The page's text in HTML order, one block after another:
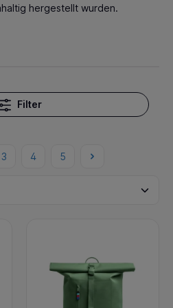
hergestellt wurden.
Filter
3 4 5